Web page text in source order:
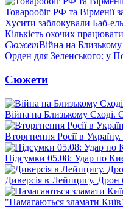
Товарообіг РФ та Вірменії
Хусити заблокували Баб-
Кількість охочих
СюжетВійна на
Орден для Зеленського: у
Сюжети
Війна на Близькому Сході.
Вторгнення Росії в
Підсумки 05.08: Удар по
Диверсія в Лейпцигу. Дрон
"Намагаються зламати